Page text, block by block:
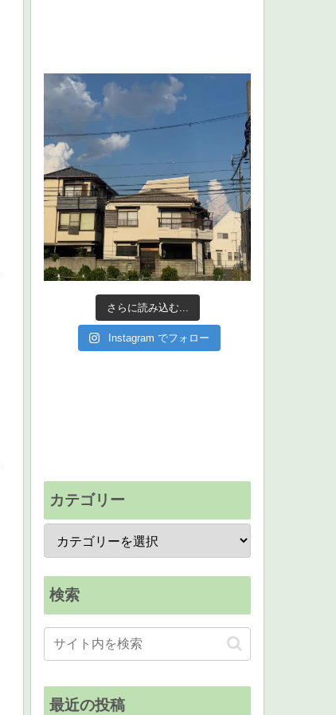
さらに読み込む...
Instagram でフォロー
カテゴリー
検索
最近の投稿